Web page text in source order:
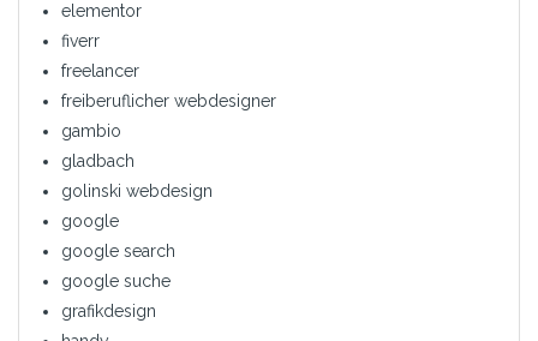
elementor
fiverr
freelancer
freiberuflicher webdesigner
gambio
gladbach
golinski webdesign
google
google search
google suche
grafikdesign